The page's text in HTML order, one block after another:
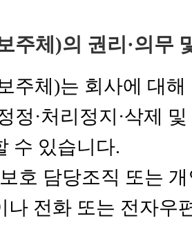
주체)의 권리·의무
주체)는 회사에 대해
정·처리정지·삭제
수 있습니다.
호 담당조직 또는
나 전화 또는 전자우